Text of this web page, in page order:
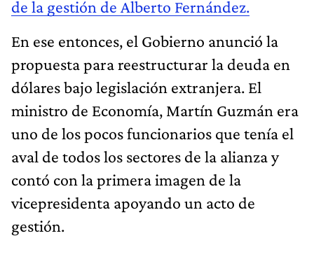
de la gestión de Alberto Fernández.
En ese entonces, el Gobierno anunció la
propuesta para reestructurar la deuda en
dólares bajo legislación extranjera. El
ministro de Economía, Martín Guzmán era
uno de los pocos funcionarios que tenía el
aval de todos los sectores de la alianza y
contó con la primera imagen de la
vicepresidenta apoyando un acto de
gestión.